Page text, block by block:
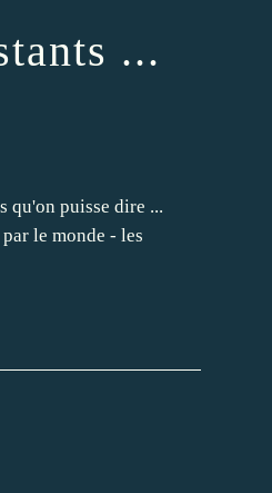
...
qu'on puisse dire ...
le monde - les